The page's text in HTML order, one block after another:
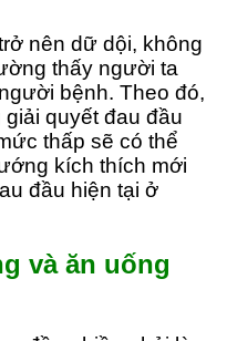
nên dữ dội, không
thấy người ta
bệnh. Theo đó,
quyết đau đầu
thấp sẽ có thể
kích thích mới
đầu hiện tại ở
và ăn uống